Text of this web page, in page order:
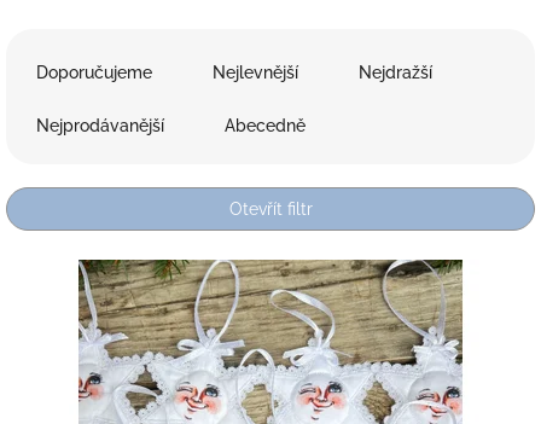
p
r
Doporučujeme Nejlevnější Nejdražší
Nejprodávanější Abecedně
Otevřít filtr